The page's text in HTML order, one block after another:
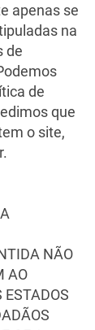
apenas se
na
de
de
que
o site,
NÃO
AO
ESTADOS